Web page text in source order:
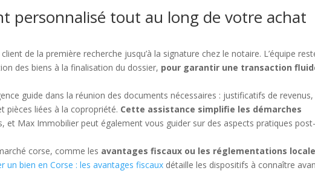
personnalisé tout au long de votre achat
de la première recherche jusqu’à la signature chez le notaire. L’équipe
des biens à la finalisation du dossier, pour garantir une transaction
guide dans la réunion des documents nécessaires : justificatifs de revenus,
pièces liées à la copropriété. Cette assistance simplifie les démarches
et Max Immobilier peut également vous guider sur des aspects pratiques post-
corse, comme les avantages fiscaux ou les réglementations
un bien en Corse : les avantages fiscaux détaille les dispositifs à connaître